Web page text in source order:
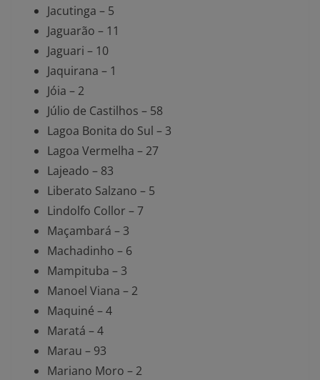
Jacutinga – 5
Jaguarão – 11
Jaguari – 10
Jaquirana – 1
Jóia – 2
Júlio de Castilhos – 58
Lagoa Bonita do Sul – 3
Lagoa Vermelha – 27
Lajeado – 83
Liberato Salzano – 5
Lindolfo Collor – 7
Maçambará – 3
Machadinho – 6
Mampituba – 3
Manoel Viana – 2
Maquiné – 4
Maratá – 4
Marau – 93
Mariano Moro – 2